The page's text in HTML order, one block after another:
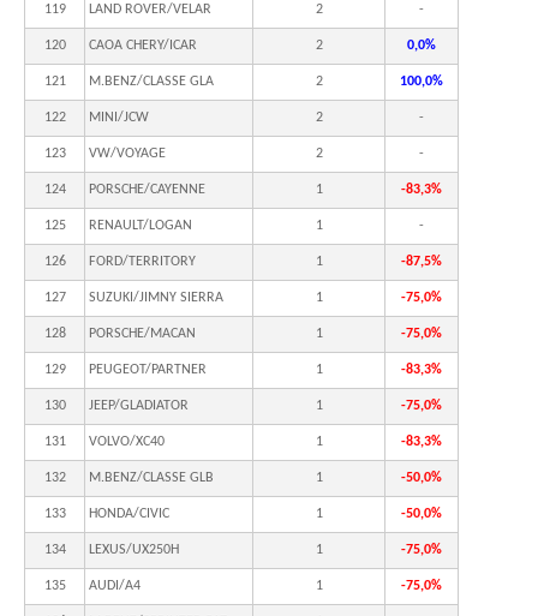
119 LAND ROVER/VELAR 2 -
120 CAOA CHERY/ICAR 2 0,0%
121 M.BENZ/CLASSE GLA 2 100,0%
122 MINI/JCW 2 -
123 VW/VOYAGE 2 -
124 PORSCHE/CAYENNE 1 -83,3%
125 RENAULT/LOGAN 1 -
126 FORD/TERRITORY 1 -87,5%
127 SUZUKI/JIMNY SIERRA 1 -75,0%
128 PORSCHE/MACAN 1 -75,0%
129 PEUGEOT/PARTNER 1 -83,3%
130 JEEP/GLADIATOR 1 -75,0%
131 VOLVO/XC40 1 -83,3%
132 M.BENZ/CLASSE GLB 1 -50,0%
133 HONDA/CIVIC 1 -50,0%
134 LEXUS/UX250H 1 -75,0%
135 AUDI/A4 1 -75,0%